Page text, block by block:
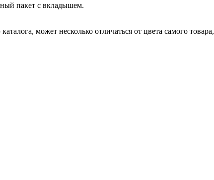
пакет с вкладышем.
может несколько отличаться от цвета самого товара,